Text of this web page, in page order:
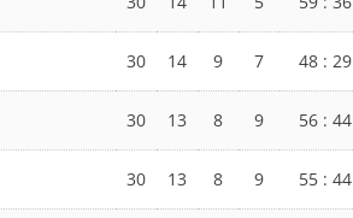
30 14 9 7 48 : 29
30 13 8 9 56 : 44
30 13 8 9 55 : 44